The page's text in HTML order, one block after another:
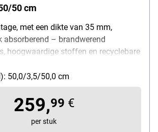
50 cm
met een dikte van 35 mm,
absorberend – brandwerend
hoogwaardige stoffen en recyclebare
50,0/3,5/50,0 cm
259,99 €
per stuk